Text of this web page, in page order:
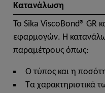
Κατανάλωση
Το Sika ViscoBond® GR
εφαρμογών. Η
παραμέτρους όπως:
Ο τύπος και η
Τα χαρακτηριστικά